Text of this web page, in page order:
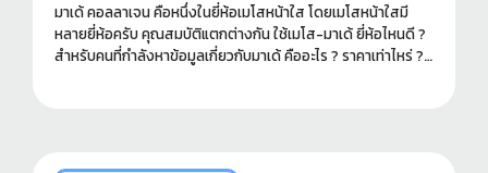
มาเด้ คอลลาเจน คือหนึ่งในยี่ห้อเมโสหน้าใส โดยเมโสหน้าใสมี
หลายยี่ห้อครับ คุณสมบัติแตกต่างกัน ใช้เมโส-มาเด้ ยี่ห้อไหนดี ?
สำหรับคนที่กำลังหาข้อมูลเกี่ยวกับมาเด้ คืออะไร ? ราคาเท่าไหร่ ?